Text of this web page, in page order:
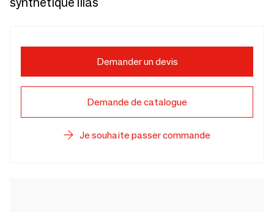
Demander un devis
Demande de catalogue
Je souhaite passer commande